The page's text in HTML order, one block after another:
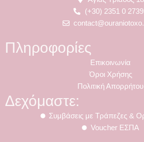
m
(+30) 2351 0
Πληροφορίες
Επικοινωνία
Όροι Χρήσης
Πολιτική Απορρήτου
Δεχόμαστε:
Συμβάσεις με Τράπεζες &
Voucher ΕΣΠΑ